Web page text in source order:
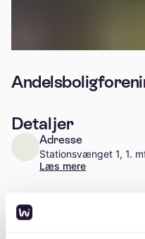
Detaljer
Adresse
Stationsvænget 1, 1.
Læs mere